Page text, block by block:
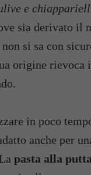
e chiappariell
sia derivato il
si sa con
origine rievoca
in poco
anche per
pasta alla